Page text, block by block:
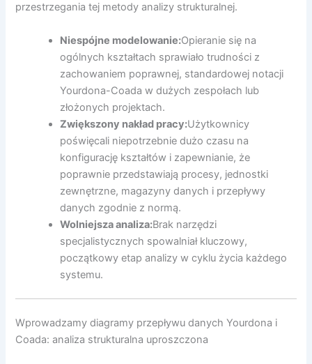
przestrzegania tej metody analizy strukturalnej.
Niespójne modelowanie:Opieranie się na
ogólnych kształtach sprawiało trudności z
zachowaniem poprawnej, standardowej notacji
Yourdona-Coada w dużych zespołach lub
złożonych projektach.
Zwiększony nakład pracy:Użytkownicy
poświęcali niepotrzebnie dużo czasu na
konfigurację kształtów i zapewnianie, że
poprawnie przedstawiają procesy, jednostki
zewnętrzne, magazyny danych i przepływy
danych zgodnie z normą.
Wolniejsza analiza:Brak narzędzi
specjalistycznych spowalniał kluczowy,
początkowy etap analizy w cyklu życia każdego
systemu.
Wprowadzamy diagramy przepływu danych Yourdona i
Coada: analiza strukturalna uproszczona